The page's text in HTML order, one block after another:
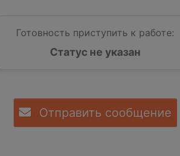
Готовность приступить к работе:
Статус не указан
Отправить сообщение